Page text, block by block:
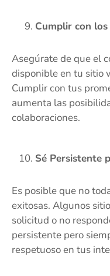
Cumplir con
Asegúrate de que el
disponible en tu sitio
Cumplir con tus
aumenta las
colaboraciones.
Sé Persistente
Es posible que no
exitosas. Algunos
solicitud o no
persistente pero
respetuoso en tus